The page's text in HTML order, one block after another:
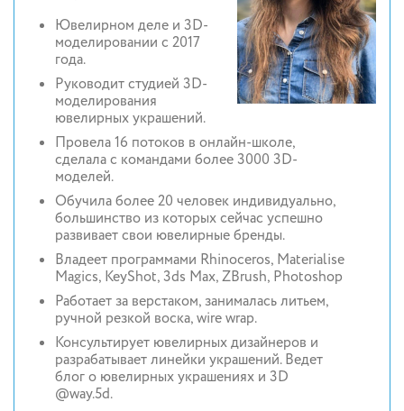
Ювелирном деле и 3D-
моделировании с 2017
года.
Руководит студией 3D-
моделирования
ювелирных украшений.
Провела 16 потоков в онлайн-школе,
сделала с командами более 3000 3D-
моделей.
Обучила более 20 человек индивидуально,
большинство из которых сейчас успешно
развивает свои ювелирные бренды.
Владеет программами Rhinoceros, Materialise
Magics, KeyShot, 3ds Max, ZBrush, Photoshop
Работает за верстаком, занималась литьем,
ручной резкой воска, wire wrap.
Консультирует ювелирных дизайнеров и
разрабатывает линейки украшений. Ведет
блог о ювелирных украшениях и 3D
@way.5d.